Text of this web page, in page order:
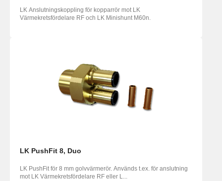
LK Anslutningskoppling för kopparrör mot LK
Värmekretsfördelare RF och LK Minishunt M60n.
LK PushFit 8, Duo
LK PushFit för 8 mm golvvärmerör. Används t.ex. för anslutning
mot LK Värmekretsfördelare RF eller L...